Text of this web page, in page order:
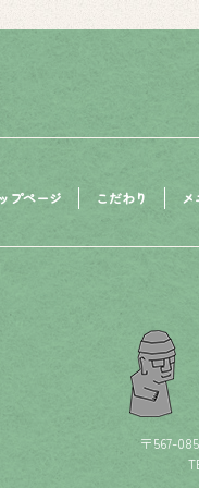
プページ こだわり メ
〒567-